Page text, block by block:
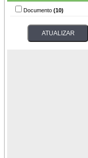
Documento (10)